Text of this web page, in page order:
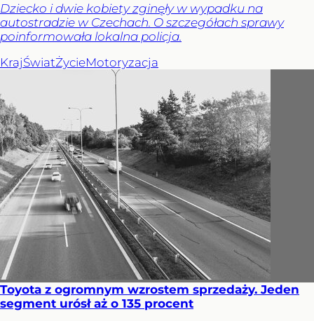
Dziecko i dwie kobiety zginęły w wypadku na
autostradzie w Czechach. O szczegółach sprawy
poinformowała lokalna policja.
KrajŚwiatŻycieMotoryzacja
Toyota z ogromnym wzrostem sprzedaży. Jeden
segment urósł aż o 135 procent